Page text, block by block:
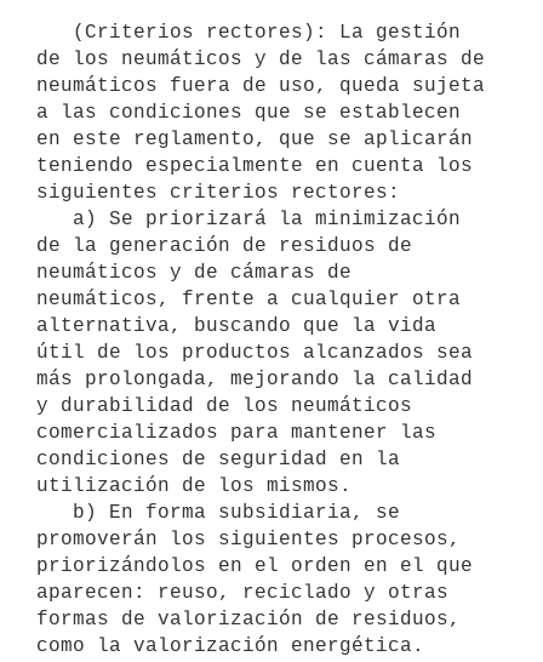
de los neumáticos y de las cámaras de
neumáticos fuera de uso, queda sujeta
a las condiciones que se establecen
en este reglamento, que se aplicarán
teniendo especialmente en cuenta los
siguientes criterios rectores:
de la generación de residuos de
neumáticos y de cámaras de
neumáticos, frente a cualquier otra
alternativa, buscando que la vida
útil de los productos alcanzados sea
más prolongada, mejorando la calidad
y durabilidad de los neumáticos
comercializados para mantener las
condiciones de seguridad en la
utilización de los mismos.
promoverán los siguientes procesos,
priorizándolos en el orden en el que
aparecen: reuso, reciclado y otras
formas de valorización de residuos,
como la valorización energética.